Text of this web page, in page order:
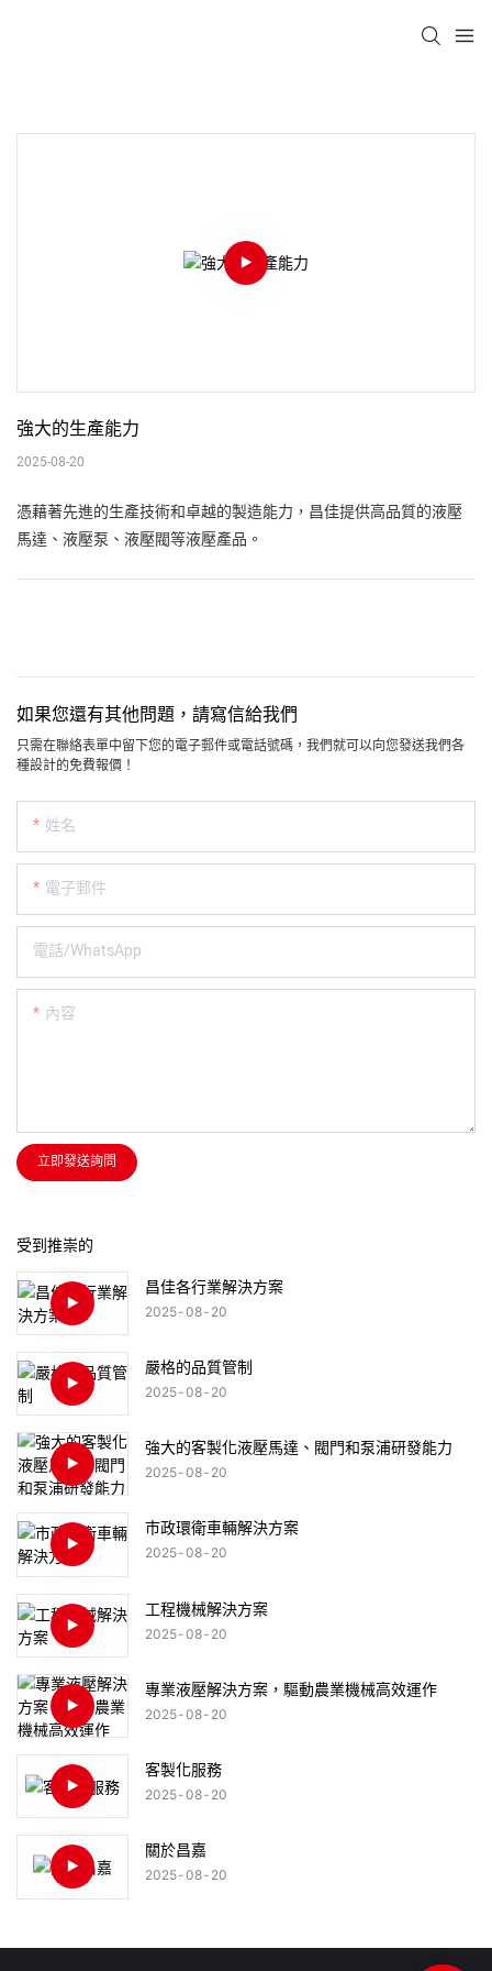
強大的生產能力
2025-08-20
憑藉著先進的生產技術和卓越的製造能力，昌佳提供高品質的液壓
馬達、液壓泵、液壓閥等液壓產品。
如果您還有其他問題，請寫信給我們
只需在聯絡表單中留下您的電子郵件或電話號碼，我們就可以向您發送我們各
種設計的免費報價！
姓名
電子郵件
電話/WhatsApp
內容
立即發送詢問
受到推崇的
昌佳各行業解決方案
2025 08 20
嚴格的品質管制
2025 08 20
強大的客製化液壓馬達、閥門和泵浦研發能力
2025 08 20
市政環衛車輛解決方案
2025 08 20
工程機械解決方案
2025 08 20
專業液壓解決方案，驅動農業機械高效運作
2025 08 20
客製化服務
2025 08 20
關於昌嘉
2025 08 20